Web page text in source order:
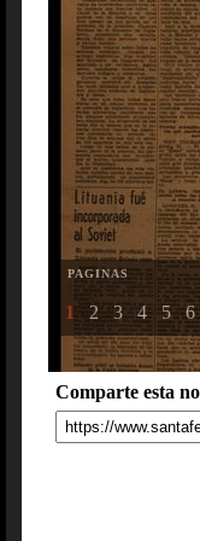
PAGINAS
1 2 3 4 5 6
Comparte esta